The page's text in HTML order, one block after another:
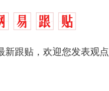
新跟贴，欢迎您发表观点